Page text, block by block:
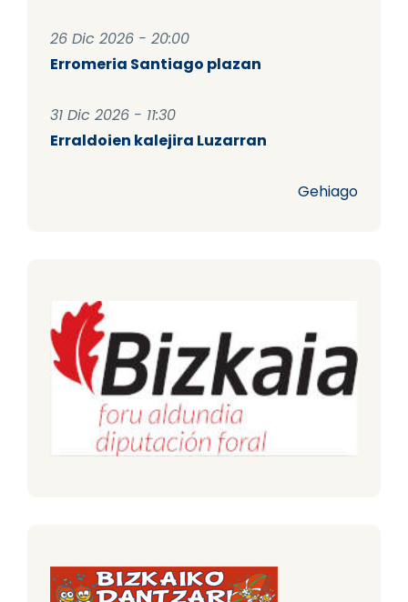
26 Dic 2026 - 20:00
Erromeria Santiago plazan
31 Dic 2026 - 11:30
Erraldoien kalejira Luzarran
Gehiago